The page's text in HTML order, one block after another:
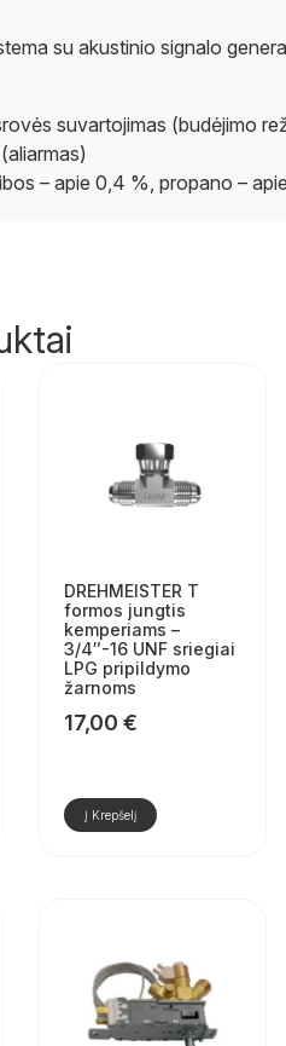
su akustinio signalo
suvartojimas (budėjimo
– apie 0,4 %, propano –
DREHMEISTER T
formos jungtis
kemperiams –
3/4″-16 UNF sriegiai
LPG pripildymo
žarnoms
17,00 €
Į Krepšelį